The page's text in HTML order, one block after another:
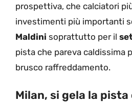
prospettiva, che calciatori
investimenti più importanti
Maldini soprattutto per il
pista che pareva caldissima
brusco raffreddamento.
Milan, si gela la